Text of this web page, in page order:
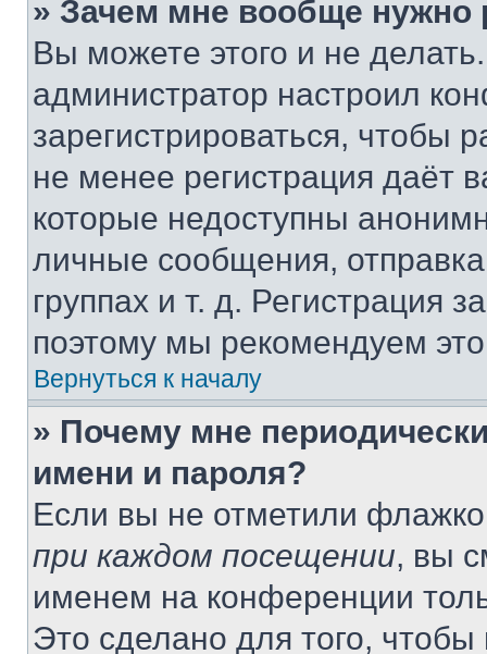
» Зачем мне вообще нужно
Вы можете этого и не
администратор настроил
зарегистрироваться, чтобы
не менее регистрация даёт
которые недоступны
личные сообщения,
группах и т. д. Регистрация
поэтому мы рекомендуем
Вернуться к началу
» Почему мне
имени и пароля?
Если вы не отметили
при каждом посещении, вы
именем на конференции
Это сделано для того, чтобы